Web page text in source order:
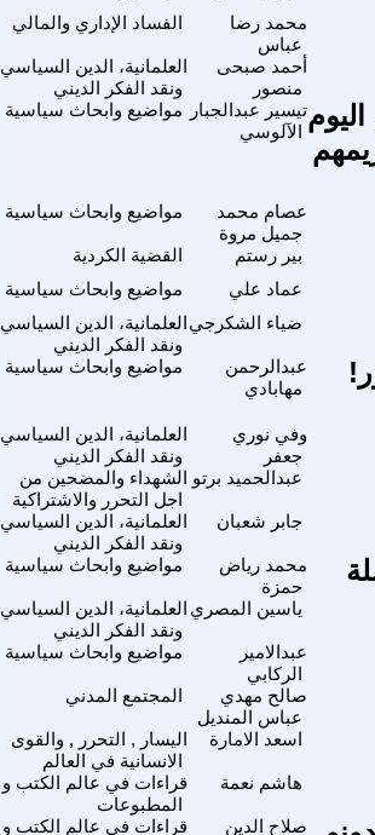
الفساد الإداري والمالي
محمد رضا
عباس
العلمانية، الدين السياسي
ونقد الفكر الديني
أحمد صبحى
منصور
مواضيع وابحاث سياسية
تيسير عبدالجبار
الآلوسي
مواضيع وابحاث سياسية
عصام محمد
جميل مروة
القضية الكردية بير رستم
مواضيع وابحاث سياسية
عماد علي
العلمانية، الدين السياسي
ونقد الفكر الديني
ضياء الشكرجي
مواضيع وابحاث سياسية
عبدالرحمن
مهابادي
العلمانية، الدين السياسي
ونقد الفكر الديني
وفي نوري
جعفر
الشهداء والمضحين من
اجل التحرر والاشتراكية
عبدالحميد برتو
العلمانية، الدين السياسي
ونقد الفكر الديني
جابر شعبان
مواضيع وابحاث سياسية
محمد رياض
حمزة
العلمانية، الدين السياسي
ونقد الفكر الديني
ياسين المصري
مواضيع وابحاث سياسية
عبدالامير
الركابي
المجتمع المدني
صالح مهدي
عباس المنديل
اليسار , التحرر , والقوى
الانسانية في العالم
اسعد الامارة
قراءات في عالم الكتب و
المطبوعات
هاشم نعمة
قراءات في عالم الكتب و
صلاح الدين